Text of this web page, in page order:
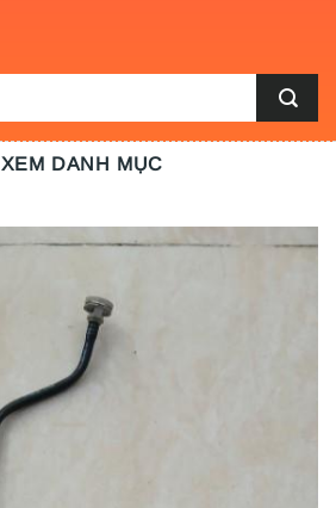
XEM DANH MỤC